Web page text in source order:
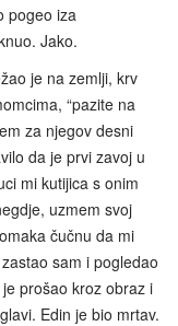
pogeo iza
Jako.
je na zemlji, krv
“pazite na
za njegov desni
da je prvi zavoj u
mi kutijica s onim
uzmem svoj
čučnu da mi
sam i pogledao
prošao kroz obraz i
Edin je bio mrtav.